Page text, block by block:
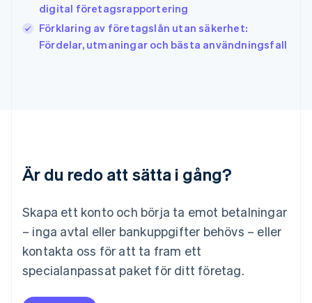
digital företagsrapportering
Förklaring av företagslån utan säkerhet:
Fördelar, utmaningar och bästa användningsfall
Är du redo att sätta i gång?
Skapa ett konto och börja ta emot betalningar
– inga avtal eller bankuppgifter behövs – eller
kontakta oss för att ta fram ett
specialanpassat paket för ditt företag.
EnglishFrançais
Kroatien
EnglishItaliano
Malaysia
English
Mexiko
Nederländerna
NederlandsEnglish
English